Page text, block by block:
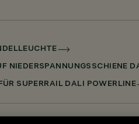
NIEDERSPANNUNGSSCHIENE
SUPERRAIL DALI POWERLINE